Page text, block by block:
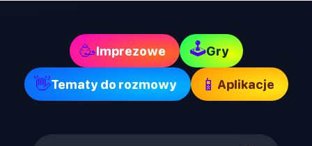
🥳Imprezowe 🕹Gry
👋Tematy do rozmowy 📱 Aplikacje